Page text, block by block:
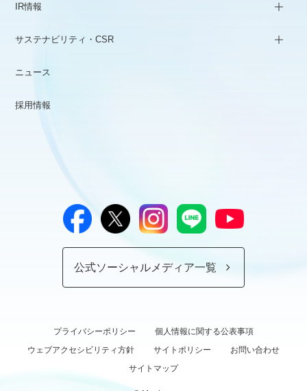
IR情報
サステナビリティ・CSR
ニュース
採用情報
公式ソーシャルメディア一覧
プライバシーポリシー
個人情報に関する公表事項
ウェブアクセシビリティ方針
サイトポリシー
お問い合わせ
サイトマップ